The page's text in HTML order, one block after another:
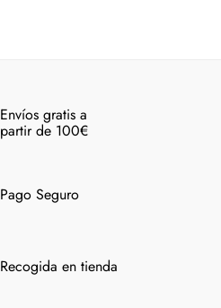
Envíos gratis a
partir de 100€
Pago Seguro
Recogida en tienda